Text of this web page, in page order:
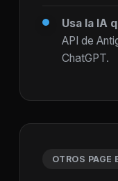
Usa la IA
API de
ChatGPT.
OTROS PAGE